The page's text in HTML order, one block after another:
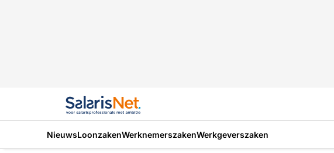
NieuwsLoonzakenWerknemerszakenWerkgeverszaken